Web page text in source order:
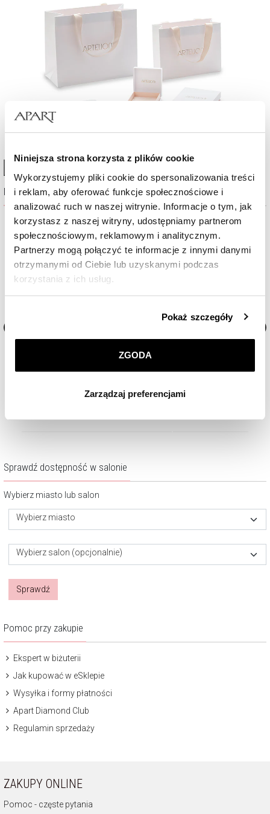
Niniejsza strona korzysta z plików cookie
Wykorzystujemy pliki cookie do spersonalizowania treści
i reklam, aby oferować funkcje społecznościowe i
analizować ruch w naszej witrynie. Informacje o tym, jak
korzystasz z naszej witryny, udostępniamy partnerom
społecznościowym, reklamowym i analitycznym.
Partnerzy mogą połączyć te informacje z innymi danymi
otrzymanymi od Ciebie lub uzyskanymi podczas
korzystania z ich usług.
przez nas plików cookie znajdziesz wPolityce
prywatności.
korzystamy. Możesz również wybrać jaki rodzaj plików
Pokaż szczegóły
ZGODA
Zarządzaj preferencjami
Najczęściej wybierane
Nowość Nowość
129
Sprawdź dostępność w salonie
Wybierz miasto lub salon
Wybierz miasto
Wybierz salon (opcjonalnie)
Sprawdź
Pomoc przy zakupie
Ekspert w biżuterii
Jak kupować w eSklepie
Wysyłka i formy płatności
Apart Diamond Club
Regulamin sprzedaży
ZAKUPY ONLINE
Pomoc - częste pytania